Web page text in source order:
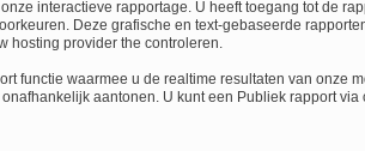
interactieve rapportage. U heeft toegang tot de
Deze grafische en text-gebaseerde
hosting provider the controleren.
functie waarmee u de realtime resultaten van onze
aantonen. U kunt een Publiek rapport